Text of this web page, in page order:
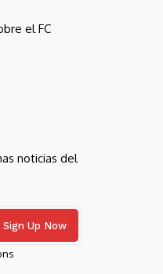
el FC
noticias del